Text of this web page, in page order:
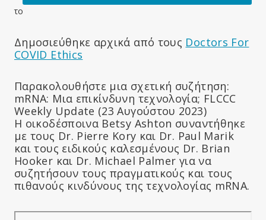
το
Δημοσιεύθηκε αρχικά από τους Doctors For
COVID Ethics
Παρακολουθήστε μια σχετική συζήτηση:
mRNA: Μια επικίνδυνη τεχνολογία; FLCCC
Weekly Update (23 Αυγούστου 2023)
Η οικοδέσποινα Betsy Ashton συναντήθηκε
με τους Dr. Pierre Kory και Dr. Paul Marik
και τους ειδικούς καλεσμένους Dr. Brian
Hooker και Dr. Michael Palmer για να
συζητήσουν τους πραγματικούς και τους
πιθανούς κινδύνους της τεχνολογίας mRNA.